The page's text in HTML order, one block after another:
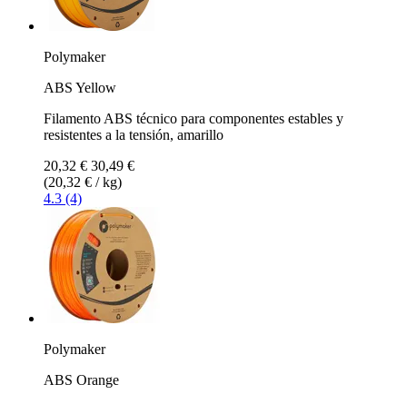
Polymaker
ABS Yellow
Filamento ABS técnico para componentes estables y
resistentes a la tensión, amarillo
20,32 € 30,49 €
(20,32 € / kg)
4.3 (4)
Polymaker
ABS Orange